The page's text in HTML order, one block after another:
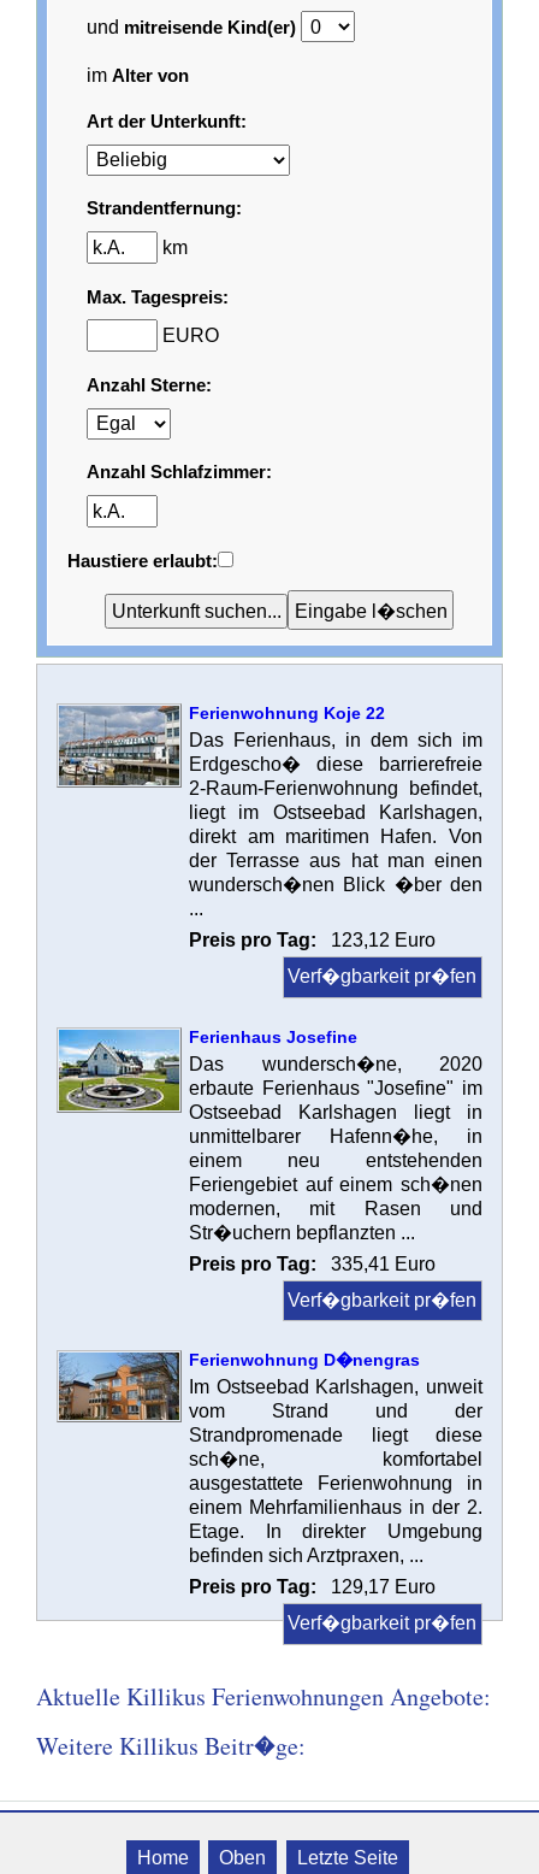
und mitreisende Kind(er)
imAlter von
Art der Unterkunft:
Strandentfernung:
km
Max. Tagespreis:
EURO
Anzahl Sterne:
Anzahl Schlafzimmer:
Haustiere erlaubt:
Ferienwohnung Koje 22
Das Ferienhaus, in dem sich im
Erdgescho� diese barrierefreie
2-Raum-Ferienwohnung befindet,
liegt im Ostseebad Karlshagen,
direkt am maritimen Hafen. Von
der Terrasse aus hat man einen
wundersch�nen Blick �ber den
...
Preis pro Tag:
123,12 Euro
Verf�gbarkeit pr�fen
Ferienhaus Josefine
Das wundersch�ne, 2020
erbaute Ferienhaus "Josefine" im
Ostseebad Karlshagen liegt in
unmittelbarer Hafenn�he, in
einem neu entstehenden
Feriengebiet auf einem sch�nen
modernen, mit Rasen und
Str�uchern bepflanzten ...
Preis pro Tag:
335,41 Euro
Verf�gbarkeit pr�fen
Ferienwohnung D�nengras
Im Ostseebad Karlshagen, unweit
vom Strand und der
Strandpromenade liegt diese
sch�ne, komfortabel
ausgestattete Ferienwohnung in
einem Mehrfamilienhaus in der 2.
Etage. In direkter Umgebung
befinden sich Arztpraxen, ...
Preis pro Tag:
129,17 Euro
Verf�gbarkeit pr�fen
Aktuelle Killikus Ferienwohnungen Angebote:
Weitere Killikus Beitr�ge:
Killikus® Norddeutsche Zimmerb�rse � � 2006 - 2014 Killikus® Nature
UG � Alle Rechte vorbehalten.
Home Oben Letzte Seite